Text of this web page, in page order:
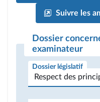
Suivre les
Dossier
examinateur
Dossier législatif